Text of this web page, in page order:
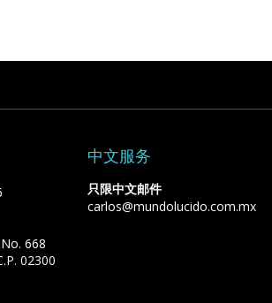
668
02300
中文服务
只限中文邮件
carlos@mundolucido.com.mx